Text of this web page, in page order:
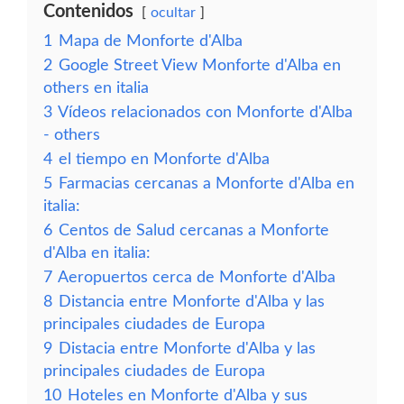
Contenidos ocultar
1
Mapa de Monforte d'Alba
2 Google Street View Monforte d'Alba en
others en italia
3 Vídeos relacionados con Monforte d'Alba
- others
4 el tiempo en Monforte d'Alba
5 Farmacias cercanas a Monforte d'Alba en
italia:
6 Centos de Salud cercanas a Monforte
d'Alba en italia:
7 Aeropuertos cerca de Monforte d'Alba
8 Distancia entre Monforte d'Alba y las
principales ciudades de Europa
9 Distacia entre Monforte d'Alba y las
principales ciudades de Europa
10 Hoteles en Monforte d'Alba y sus